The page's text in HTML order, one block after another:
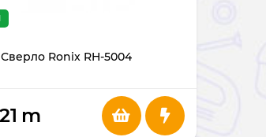
Сверло Ronix RH-5004
21 m